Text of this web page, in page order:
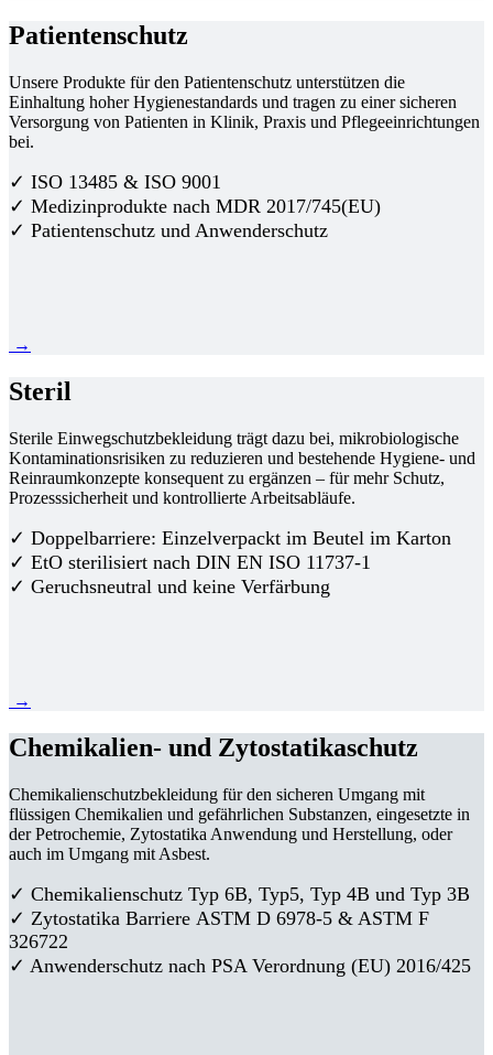
Patientenschutz
Unsere Produkte für den Patientenschutz unterstützen die
Einhaltung hoher Hygienestandards und tragen zu einer sicheren
Versorgung von Patienten in Klinik, Praxis und Pflegeeinrichtungen
bei.
✓ ISO 13485 & ISO 9001
✓ Medizinprodukte nach MDR 2017/745(EU)
✓ Patientenschutz und Anwenderschutz
→
Steril
Sterile Einwegschutzbekleidung trägt dazu bei, mikrobiologische
Kontaminationsrisiken zu reduzieren und bestehende Hygiene- und
Reinraumkonzepte konsequent zu ergänzen – für mehr Schutz,
Prozesssicherheit und kontrollierte Arbeitsabläufe.
✓ Doppelbarriere: Einzelverpackt im Beutel im Karton
✓ EtO sterilisiert nach DIN EN ISO 11737-1
✓ Geruchsneutral und keine Verfärbung
→
Chemikalien- und Zytostatikaschutz
Chemikalienschutzbekleidung für den sicheren Umgang mit
flüssigen Chemikalien und gefährlichen Substanzen, eingesetzte in
der Petrochemie, Zytostatika Anwendung und Herstellung, oder
auch im Umgang mit Asbest.
✓ Chemikalienschutz Typ 6B, Typ5, Typ 4B und Typ 3B
✓ Zytostatika Barriere ASTM D 6978-5 & ASTM F
326722
✓ Anwenderschutz nach PSA Verordnung (EU) 2016/425